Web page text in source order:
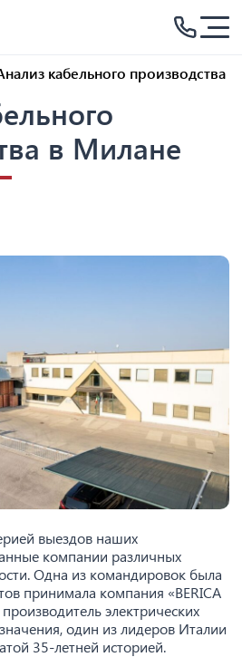
кабельного производства
в Милане
выездов наших
компании различных
Одна из командировок была
принимала компания «BERICA
электрических
один из лидеров Италии
35-летней историей.